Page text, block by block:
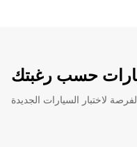
حسب رغبتك
لاختبار السيارات الجديدة